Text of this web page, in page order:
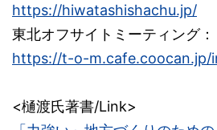
https://hiwatashishachu.jp/
東北オフサイトミーティング：
https://t-o-m.cafe.coocan.jp/
<樋渡氏著書/Link>